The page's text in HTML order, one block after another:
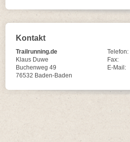
Kontakt
Trailrunning.de
Klaus Duwe
Buchenweg 49
76532 Baden-Baden
Telefon:
Fax:
E-Mail: